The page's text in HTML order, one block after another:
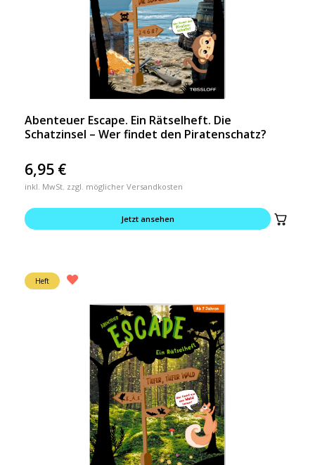
Abenteuer Escape. Ein Rätselheft. Die
Schatzinsel – Wer findet den Piratenschatz?
6,95 €
inkl. MwSt. zzgl. möglicher Versandkosten
Jetzt ansehen
Heft